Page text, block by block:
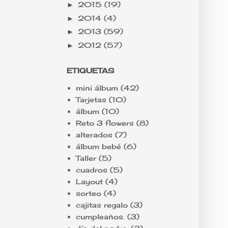
► 2015 (19)
► 2014 (4)
► 2013 (59)
► 2012 (57)
ETIQUETAS
mini álbum (42)
Tarjetas (10)
álbum (10)
Reto 3 flowers (8)
alterados (7)
álbum bebé (6)
Taller (5)
cuadros (5)
Layout (4)
sorteo (4)
cajitas regalo (3)
cumpleaños. (3)